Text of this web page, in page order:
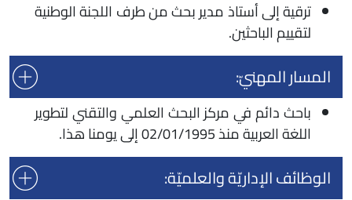
ترقية إلى أستاذ مدير بحث من طرف اللجنة الوطنية
لتقييم الباحثين.
المسار المهنيّ:
باحث دائم في مركز البحث العلمي والتقني لتطوير
اللغة العربية منذ 02/01/1995 إلى يومنا هذا.
الوظائف الإداريّة والعلميّة: